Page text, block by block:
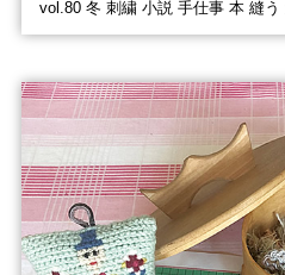
vol.80 冬 刺繍 小説 手仕事 本 縫う